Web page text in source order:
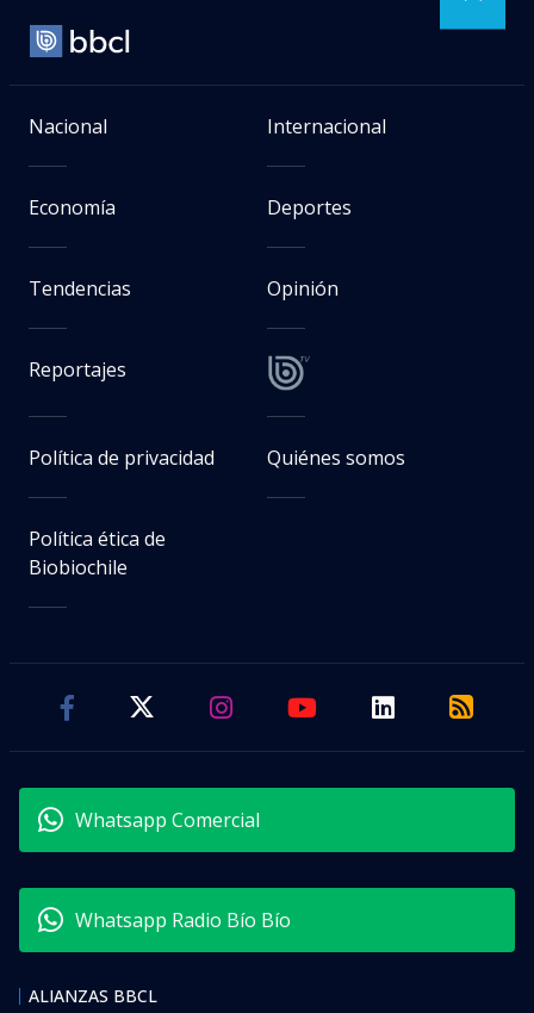
Nacional Internacional
Economía Deportes
Tendencias Opinión
Reportajes
Política de privacidad Quiénes somos
Política ética de
Biobiochile
Whatsapp Comercial
Whatsapp Radio Bío Bío
ALIANZAS BBCL